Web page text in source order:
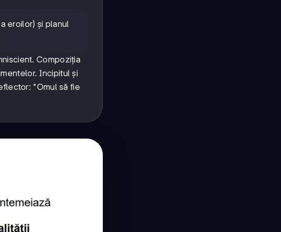
eroilor) și planul
Compoziția
Incipitul și
"Omul să fie